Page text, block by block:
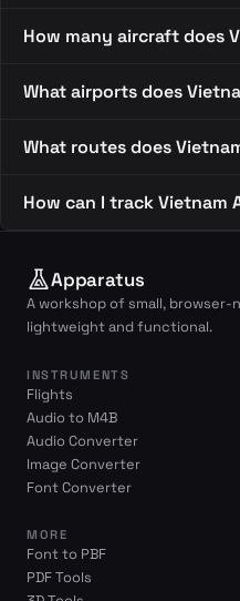
How many aircraft does
What airports does
What routes does
How can I track Vietnam
Apparatus
A workshop of small,
lightweight and functional.
INSTRUMENTS
Flights
Audio to M4B
Audio Converter
Image Converter
Font Converter
MORE
Font to PBF
PDF Tools